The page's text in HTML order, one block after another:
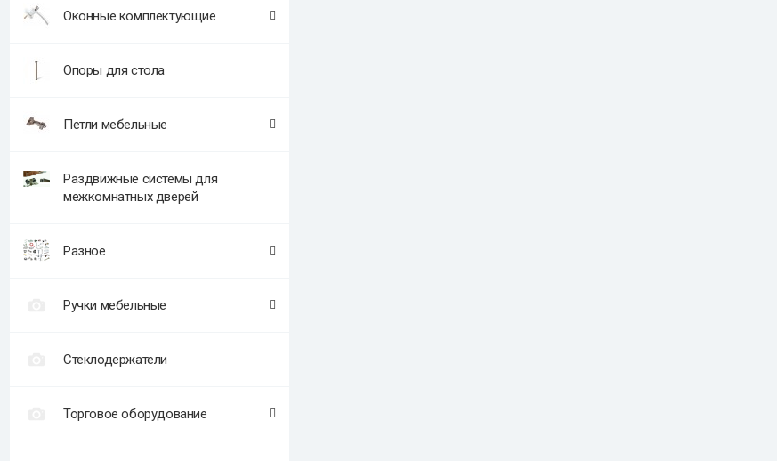
Оконные комплектующие
Опоры для стола
Петли мебельные
Раздвижные системы для
межкомнатных дверей
Разное
Ручки мебельные
Стеклодержатели
Торговое оборудование